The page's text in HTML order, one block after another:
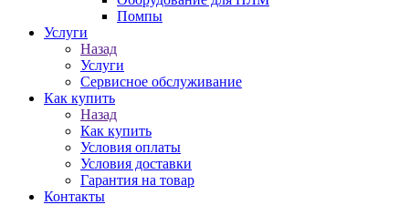
Помпы
Услуги
Назад
Услуги
Сервисное обслуживание
Как купить
Назад
Как купить
Условия оплаты
Условия доставки
Гарантия на товар
Контакты